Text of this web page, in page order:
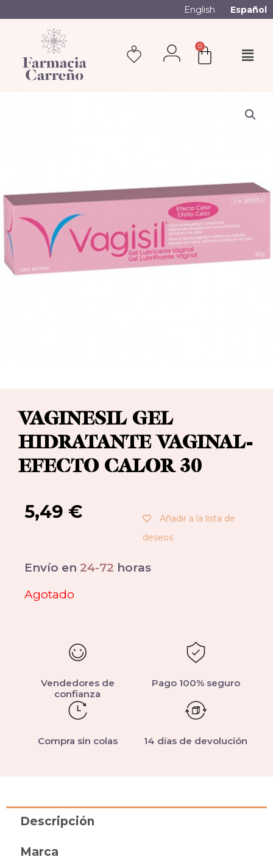
English Español
0
VAGINESIL GEL
HIDRATANTE VAGINAL-
EFECTO CALOR 30
5,49 €
Añadir a la lista de
deseos
Envío en 24-72 horas
Agotado
Vendedores de
confianza
Pago 100% seguro
Compra sin colas 14 días de devolución
Descripción
Marca